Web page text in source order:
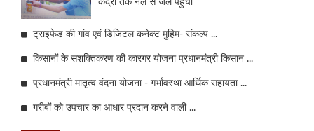
ट्राइफेड की गांव एवं डिजिटल कनेक्ट मुहिम- संकल्प ...
किसानों के सशक्तिकरण की कारगर योजना प्रधानमंत्री किसान ...
प्रधानमंत्री मातृत्व वंदना योजना - गर्भावस्था आर्थिक सहायता ...
गरीबों को उपचार का आधार प्रदान करने वाली ...